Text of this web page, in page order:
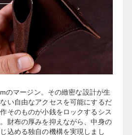
のマージン。その緻密な設計が生
い自由なアクセスを可能にするだ
そのものが小銭をロックするシス
財布の厚みを抑えながら、中身の
込める独自の機構を実現しまし